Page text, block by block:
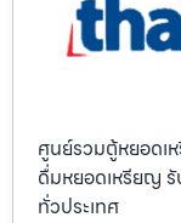
ศูนย์รวมตู้หยอดเ
ดื่มหยอดเหรียญ รั
ทั่วประเทศ